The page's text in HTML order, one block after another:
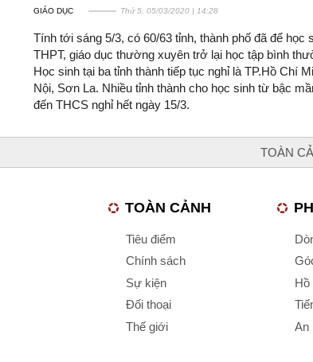
GIÁO DỤC Thứ 5, 05/03/2020 | 14:28
Tính tới sáng 5/3, có 60/63 tỉnh, thành phố đã để học
THPT, giáo dục thường xuyên trở lại học tập bình
Học sinh tại ba tỉnh thành tiếp tục nghỉ là TP.Hồ Chí
Nội, Sơn La. Nhiều tỉnh thành cho học sinh từ bậc
đến THCS nghỉ hết ngày 15/3.
TOÀN
TOÀN CẢNH
Tiêu điểm
Chính sách
Sự kiện
Đối thoại
Thế giới
Hồ
An